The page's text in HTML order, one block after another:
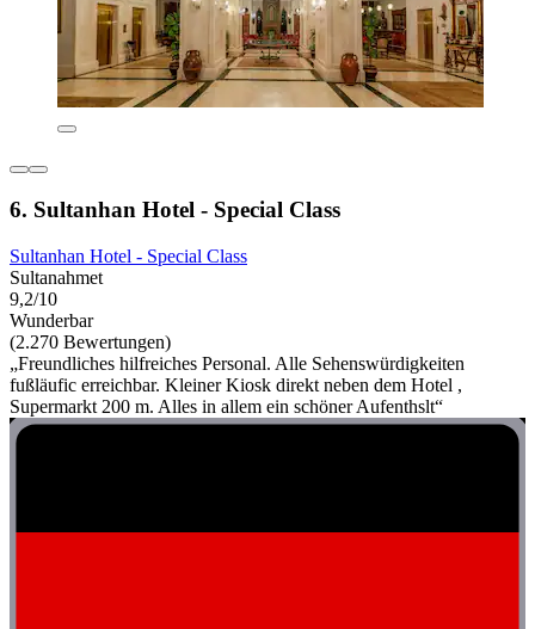
6. Sultanhan Hotel - Special Class
Sultanhan Hotel - Special Class
Sultanahmet
9,2/10
Wunderbar
(2.270 Bewertungen)
„Freundliches hilfreiches Personal. Alle Sehenswürdigkeiten
fußläufic erreichbar. Kleiner Kiosk direkt neben dem Hotel ,
Supermarkt 200 m. Alles in allem ein schöner Aufenthslt“